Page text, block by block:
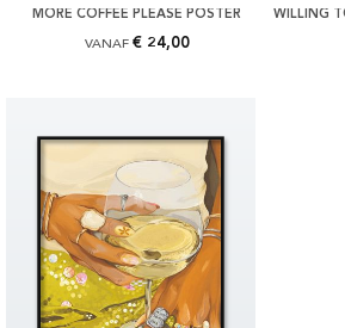
MORE COFFEE PLEASE POSTER
VANAF € 24,00